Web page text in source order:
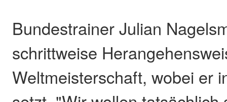
Bundestrainer Julian
schrittweise
Weltmeisterschaft, wobei er